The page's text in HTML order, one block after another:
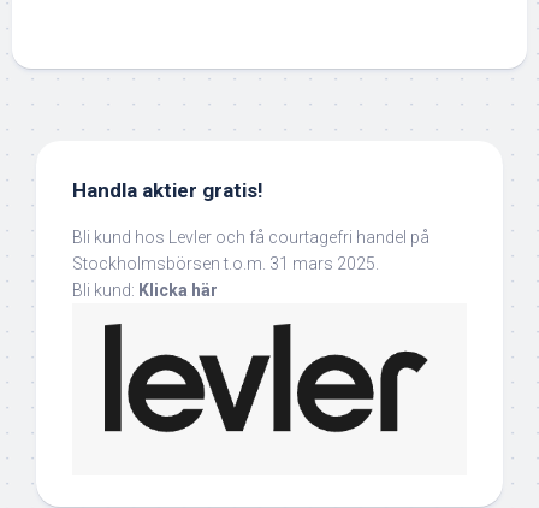
Handla aktier gratis!
Bli kund hos Levler och få courtagefri handel på
Stockholmsbörsen t.o.m. 31 mars 2025.
Bli kund: Klicka här